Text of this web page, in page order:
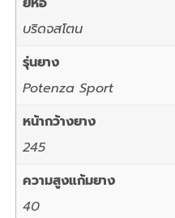
บริดจสโตน
รุ่นยาง
Potenza Sport
หน้ากว้างยาง
245
ความสูงแก้มยาง
40